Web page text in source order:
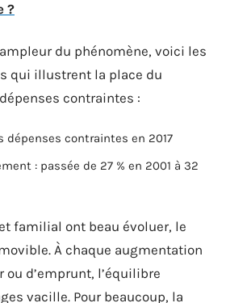
?
du phénomène, voici les
qui illustrent la place du
contraintes :
dépenses contraintes en 2017
: passée de 27 % en 2001 à 32
familial ont beau évoluer, le
À chaque augmentation
ou d’emprunt, l’équilibre
vacille. Pour beaucoup, la